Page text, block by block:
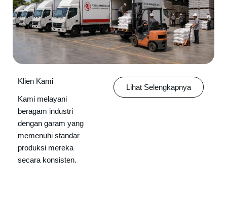
Klien Kami
Kami melayani
beragam industri
dengan garam yang
memenuhi standar
produksi mereka
secara konsisten.
Lihat Selengkapnya